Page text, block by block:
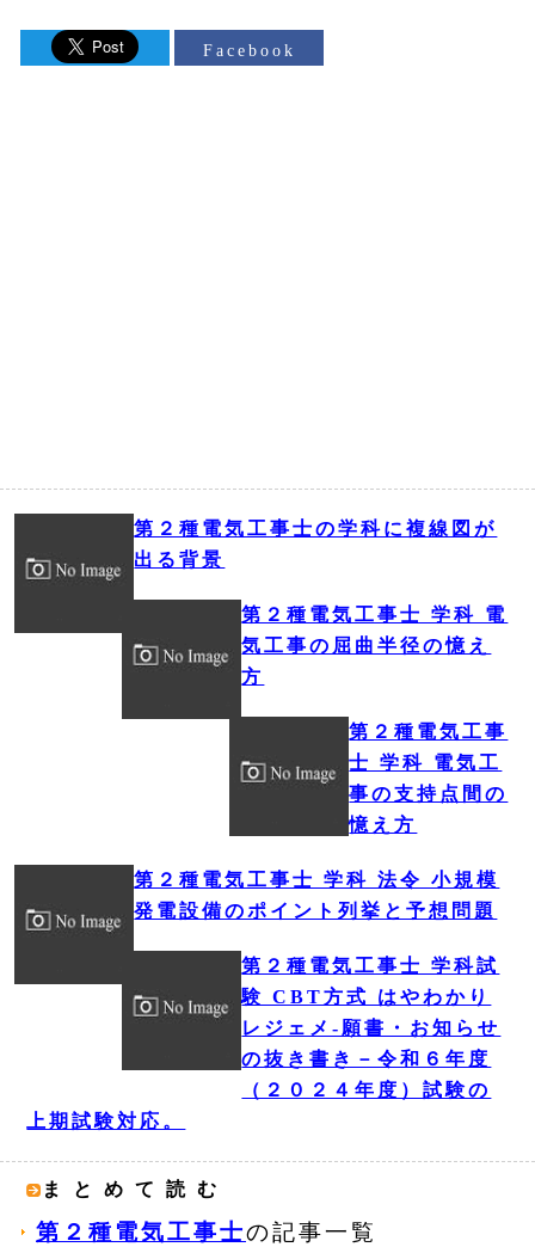
Facebook
第２種電気工事士の学科に複線図が
出る背景
第２種電気工事士 学科 電
気工事の屈曲半径の憶え
方
第２種電気工事
士 学科 電気工
事の支持点間の
憶え方
第２種電気工事士 学科 法令 小規模
発電設備のポイント列挙と予想問題
第２種電気工事士 学科試
験 CBT方式 はやわかり
レジェメ‐願書・お知らせ
の抜き書き－令和６年度
（２０２４年度）試験の
上期試験対応。
まとめて読む
第２種電気工事士の記事一覧